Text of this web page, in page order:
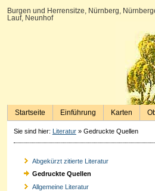
Burgen und Herrensitze, Nürnberg,
Lauf, Neunhof
Startseite Einführung Karten
Sie sind hier: Literatur» Gedruckte Quellen
Abgekürzt zitierte Literatur
Gedruckte Quellen
Allgemeine Literatur